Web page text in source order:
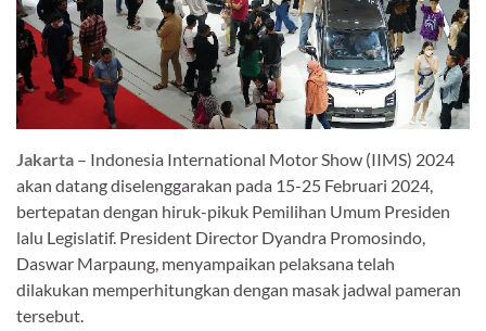
Jakarta – Indonesia International Motor Show (IIMS) 2024
akan datang diselenggarakan pada 15-25 Februari 2024,
bertepatan dengan hiruk-pikuk Pemilihan Umum Presiden
lalu Legislatif. President Director Dyandra Promosindo,
Daswar Marpaung, menyampaikan pelaksana telah
dilakukan memperhitungkan dengan masak jadwal pameran
tersebut.